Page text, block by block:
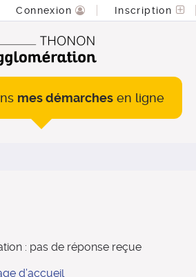
Connexion Inscription
mes démarches en ligne
: pas de réponse reçue
d’accueil